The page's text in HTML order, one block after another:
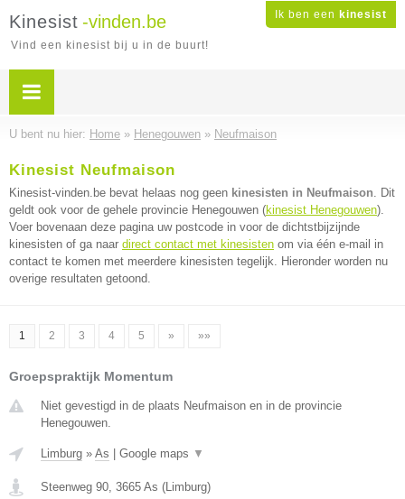
Ik ben een kinesist
Kinesist -vinden.be
Vind een kinesist bij u in de buurt!
U bent nu hier: Home » Henegouwen » Neufmaison
Kinesist Neufmaison
Kinesist-vinden.be bevat helaas nog geen kinesisten in Neufmaison. Dit
geldt ook voor de gehele provincie Henegouwen (kinesist Henegouwen).
Voer bovenaan deze pagina uw postcode in voor de dichtstbijzijnde
kinesisten of ga naar direct contact met kinesisten om via één e-mail in
contact te komen met meerdere kinesisten tegelijk. Hieronder worden nu
overige resultaten getoond.
1 2 3 4 5 » »»
Groepspraktijk Momentum
Niet gevestigd in de plaats Neufmaison en in de provincie
Henegouwen.
Limburg » As Google maps ▼
Steenweg 90, 3665 As (Limburg)